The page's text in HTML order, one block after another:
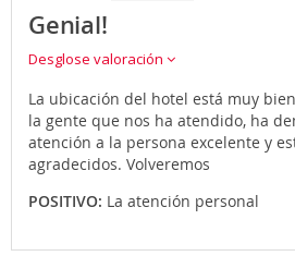
Genial!
Desglose valoración
La ubicación del hotel está muy
la gente que nos ha atendido, ha
atención a la persona excelente y
agradecidos. Volveremos
POSITIVO: La atención personal